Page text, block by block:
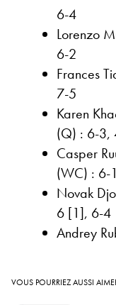
6-4
Lorenzo
6-2
Frances
7-5
Karen
(Q) : 6-3,
Casper
(WC) : 6-
Novak
6 [1], 6-4
Andrey
VOUS POURRIEZ AUSSI